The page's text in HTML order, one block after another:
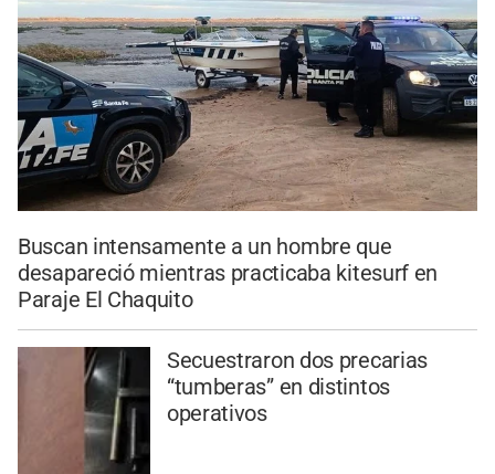
Buscan intensamente a un hombre que
desapareció mientras practicaba kitesurf en
Paraje El Chaquito
Secuestraron dos precarias
“tumberas” en distintos
operativos